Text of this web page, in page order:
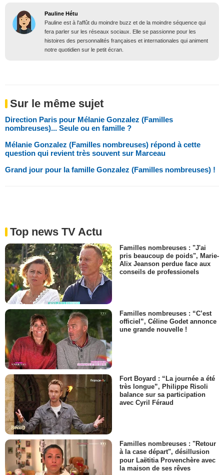
Pauline Hétu
Pauline est à l'affût du moindre buzz et de la moindre séquence qui
fera parler sur les réseaux sociaux. Elle se passionne pour les
histoires des personnalités françaises et internationales qui animent
notre quotidien sur le petit écran.
Sur le même sujet
Direction Paris pour Mélanie Gonzalez (Familles
nombreuses)... Seule ou en famille ?
Mélanie Gonzalez (Familles nombreuses) répond à cette
question qui revient très souvent sur Marceau
Grand jour pour la famille Gonzalez (Familles nombreuses) !
Top news TV Actu
Familles nombreuses : "J'ai
pris beaucoup de poids", Marie-
Alix Jeanson perdue face aux
conseils de professionels
Familles nombreuses : “C’est
officiel”, Céline Godet annonce
une grande nouvelle !
Fort Boyard : “La journée a été
très longue”, Philippe Risoli
balance sur sa participation
avec Cyril Féraud
Familles nombreuses : "Retour
à la case départ", désillusion
pour Laëtitia Provenchère avec
la maison de ses rêves